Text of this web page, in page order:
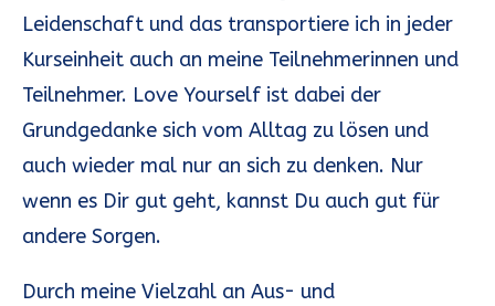
werdende Mamas, tausche Erfahrungen aus
und finde neue Freundschaften.
Was erwartet dich?
Warm-up: Ein sanftes Aufwärmen, um
deinen Körper vorzubereiten und die
Muskeln zu lockern.
Leidenschaft und das transportiere ich in jeder
Kurseinheit auch an meine Teilnehmerinnen und
Teilnehmer. Love Yourself ist dabei der
Grundgedanke sich vom Alltag zu lösen und
auch wieder mal nur an sich zu denken. Nur
wenn es Dir gut geht, kannst Du auch gut für
andere Sorgen.
Durch meine Vielzahl an Aus- und